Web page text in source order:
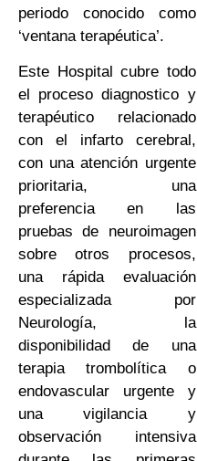
periodo conocido como
‘ventana terapéutica’.
Este Hospital cubre todo
el proceso diagnostico y
terapéutico relacionado
con el infarto cerebral,
con una atención urgente
prioritaria, una
preferencia en las
pruebas de neuroimagen
sobre otros procesos,
una rápida evaluación
especializada por
Neurología, la
disponibilidad de una
terapia trombolítica o
endovascular urgente y
una vigilancia y
observación intensiva